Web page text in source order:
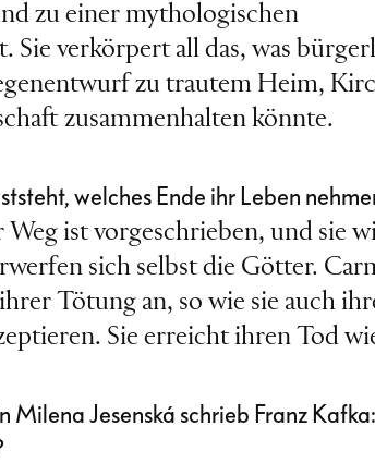
zu einer mythologischen
verkörpert all das, was
zu trautem Heim,
zusammenhalten könnte.
welches Ende ihr Leben
ist vorgeschrieben, und sie
sich selbst die Götter.
Tötung an, so wie sie auch
Sie erreicht ihren Tod wie
Jesenská schrieb Franz